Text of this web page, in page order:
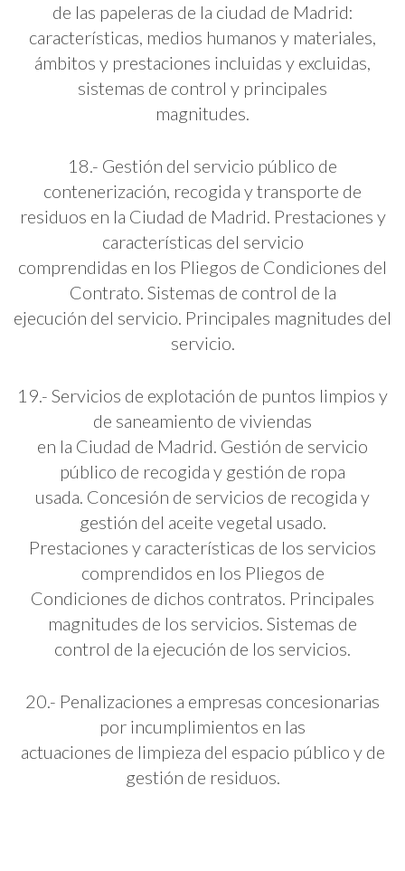
de las papeleras de la ciudad de Madrid:
características, medios humanos y materiales,
ámbitos y prestaciones incluidas y excluidas,
sistemas de control y principales
magnitudes.
18.- Gestión del servicio público de
contenerización, recogida y transporte de
residuos en la Ciudad de Madrid. Prestaciones y
características del servicio
comprendidas en los Pliegos de Condiciones del
Contrato. Sistemas de control de la
ejecución del servicio. Principales magnitudes del
servicio.
19.- Servicios de explotación de puntos limpios y
de saneamiento de viviendas
en la Ciudad de Madrid. Gestión de servicio
público de recogida y gestión de ropa
usada. Concesión de servicios de recogida y
gestión del aceite vegetal usado.
Prestaciones y características de los servicios
comprendidos en los Pliegos de
Condiciones de dichos contratos. Principales
magnitudes de los servicios. Sistemas de
control de la ejecución de los servicios.
20.- Penalizaciones a empresas concesionarias
por incumplimientos en las
actuaciones de limpieza del espacio público y de
gestión de residuos.